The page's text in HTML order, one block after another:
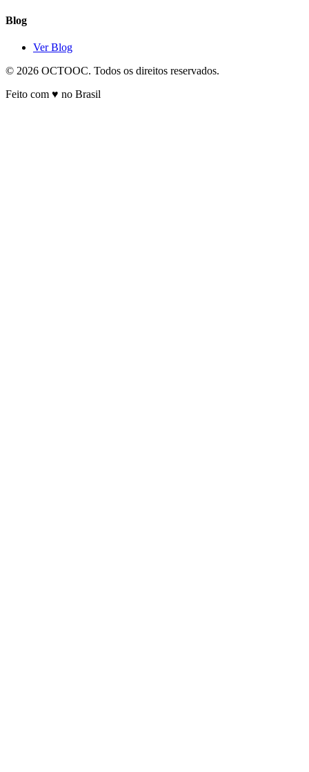
Blog
Ver Blog
© 2026 OCTOOC. Todos os direitos reservados.
Feito com ♥ no Brasil